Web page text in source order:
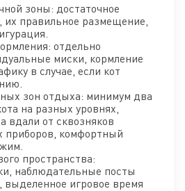
зоны: достаточное
их правильное размещение,
отдельно
миски, кормление
в случае, если кот
зон отдыха: минимум два
на разных уровнях,
от сквозняков
приборов, комфортный
пространства:
наблюдательные посты
выделенное игровое время